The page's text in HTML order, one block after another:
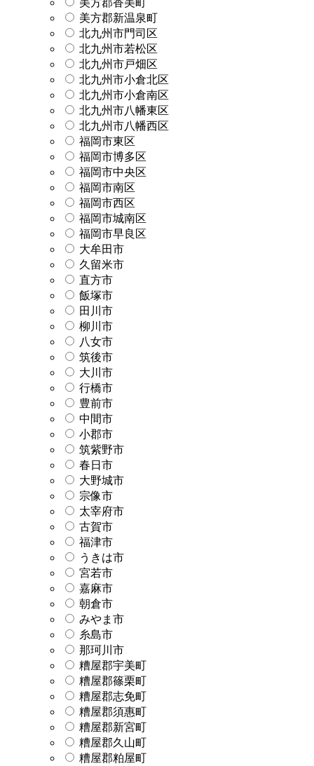
美方郡新温泉町
北九州市門司区
北九州市若松区
北九州市戸畑区
北九州市小倉北区
北九州市小倉南区
北九州市八幡東区
北九州市八幡西区
福岡市東区
福岡市博多区
福岡市中央区
福岡市南区
福岡市西区
福岡市城南区
福岡市早良区
大牟田市
久留米市
直方市
飯塚市
田川市
柳川市
八女市
筑後市
大川市
行橋市
豊前市
中間市
小郡市
筑紫野市
春日市
大野城市
宗像市
太宰府市
古賀市
福津市
うきは市
宮若市
嘉麻市
朝倉市
みやま市
糸島市
那珂川市
糟屋郡宇美町
糟屋郡篠栗町
糟屋郡志免町
糟屋郡須惠町
糟屋郡新宮町
糟屋郡久山町
糟屋郡粕屋町